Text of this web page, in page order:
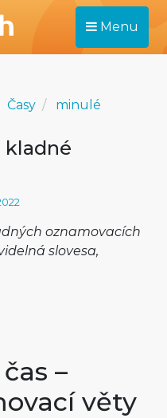
Menu
Časy minulé
kladné
oznamovacích
slovesa,
–
věty